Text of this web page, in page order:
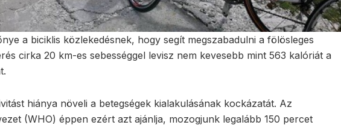
a biciklis közlekedésnek, hogy segít megszabadulni a fölösleges
cirka 20 km-es sebességgel levisz nem kevesebb mint 563 kalóriát a
hiánya növeli a betegségek kialakulásának kockázatát. Az
(WHO) éppen ezért azt ajánlja, mozogjunk legalább 150 percet